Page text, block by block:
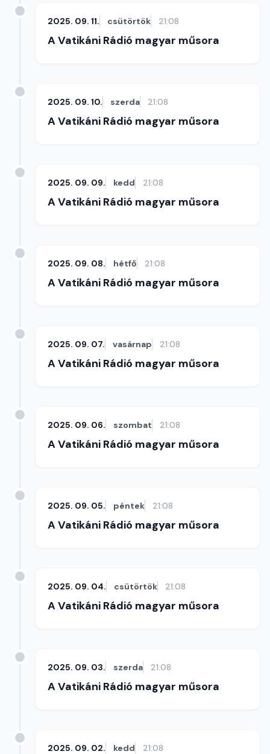
2025. 09. 11. csütörtök 21:08
A Vatikáni Rádió magyar műsora
2025. 09. 10. szerda 21:08
A Vatikáni Rádió magyar műsora
2025. 09. 09. kedd 21:08
A Vatikáni Rádió magyar műsora
2025. 09. 08. hétfő 21:08
A Vatikáni Rádió magyar műsora
2025. 09. 07. vasárnap 21:08
A Vatikáni Rádió magyar műsora
2025. 09. 06. szombat 21:08
A Vatikáni Rádió magyar műsora
2025. 09. 05. péntek 21:08
A Vatikáni Rádió magyar műsora
2025. 09. 04. csütörtök 21:08
A Vatikáni Rádió magyar műsora
2025. 09. 03. szerda 21:08
A Vatikáni Rádió magyar műsora
2025. 09. 02. kedd 21:08